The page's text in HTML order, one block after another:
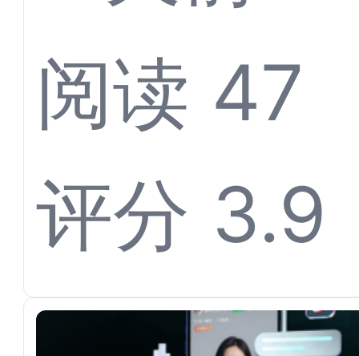
电商
离不
阅读 47
评分 3.9